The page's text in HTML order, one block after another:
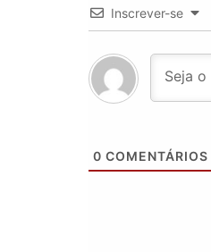
Inscrever-se
0 COMENTÁRIOS